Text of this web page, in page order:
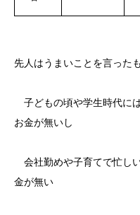
先人はうまいことを言った
子どもの頃や学生時代に
お金が無いし
会社勤めや子育てで忙し
金が無い